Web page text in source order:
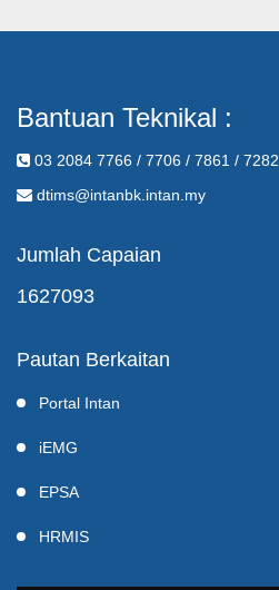
Bantuan Teknikal :
03 2084 7766 / 7706 / 7861 / 7282
dtims@intanbk.intan.my
Jumlah Capaian
1627093
Pautan Berkaitan
Portal Intan
iEMG
EPSA
HRMIS